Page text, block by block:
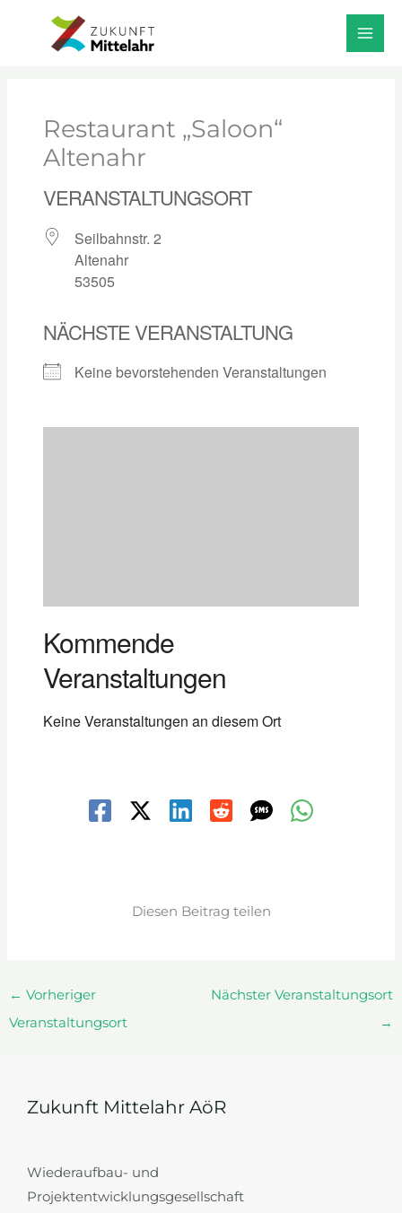
Veranstaltungsorte
Restaurant „Saloon“ Altenahr
Restaurant „Saloon“
Altenahr
VERANSTALTUNGSORT
Seilbahnstr. 2
Altenahr
53505
NÄCHSTE VERANSTALTUNG
Keine bevorstehenden Veranstaltungen
Kommende
Veranstaltungen
Keine Veranstaltungen an diesem Ort
Diesen Beitrag teilen
← Vorheriger
Veranstaltungsort
Nächster Veranstaltungsort
→
Zukunft Mittelahr AöR
Wiederaufbau- und
Projektentwicklungsgesellschaft